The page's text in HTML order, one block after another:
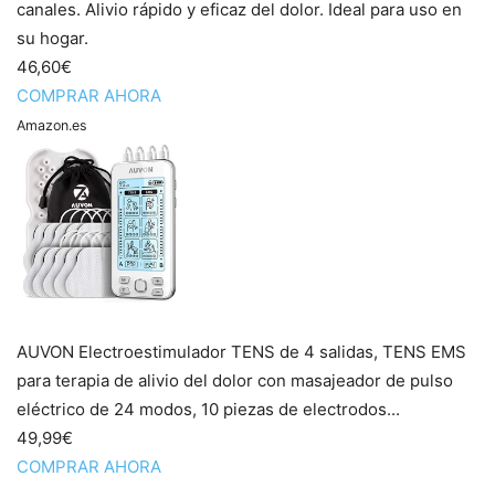
canales. Alivio rápido y eficaz del dolor. Ideal para uso en
su hogar.
46,60€
COMPRAR AHORA
Amazon.es
AUVON Electroestimulador TENS de 4 salidas, TENS EMS
para terapia de alivio del dolor con masajeador de pulso
eléctrico de 24 modos, 10 piezas de electrodos...
49,99€
COMPRAR AHORA